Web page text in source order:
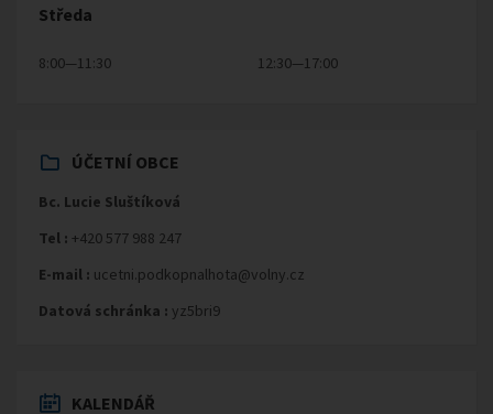
Středa
8:00—11:30 12:30—17:00
ÚČETNÍ OBCE
Bc. Lucie Sluštíková
Tel : +420 577 988 247
E-mail : ucetni.podkopnalhota@volny.cz
Datová schránka : yz5bri9
KALENDÁŘ